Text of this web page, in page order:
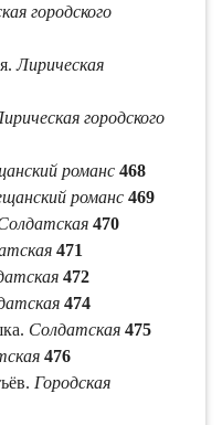
городского
Лирическая
городского
романс 468
романс 469
470
471
472
474
Солдатская 475
476
Городская